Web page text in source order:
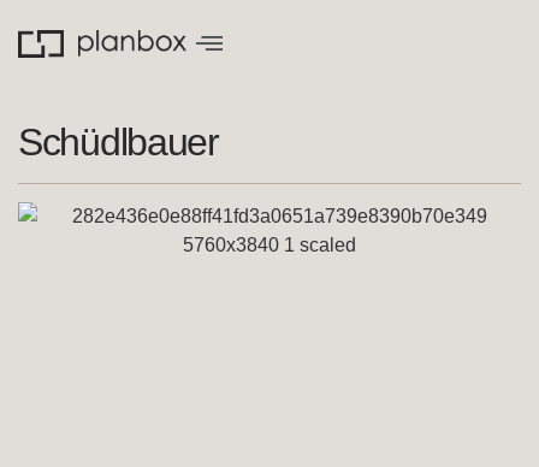
Schüdlbauer